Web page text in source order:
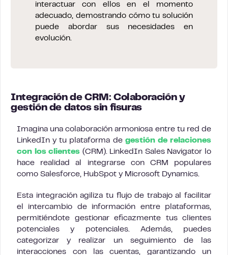
interactuar con ellos en el momento
adecuado, demostrando cómo tu solución
puede abordar sus necesidades en
evolución.
Integración de CRM: Colaboración y
gestión de datos sin fisuras
Imagina una colaboración armoniosa entre tu red de
LinkedIn y tu plataforma de gestión de relaciones
con los clientes (CRM). LinkedIn Sales Navigator lo
hace realidad al integrarse con CRM populares
como Salesforce, HubSpot y Microsoft Dynamics.
Esta integración agiliza tu flujo de trabajo al facilitar
el intercambio de información entre plataformas,
permitiéndote gestionar eficazmente tus clientes
potenciales y potenciales. Además, puedes
categorizar y realizar un seguimiento de las
interacciones con las cuentas, garantizando un